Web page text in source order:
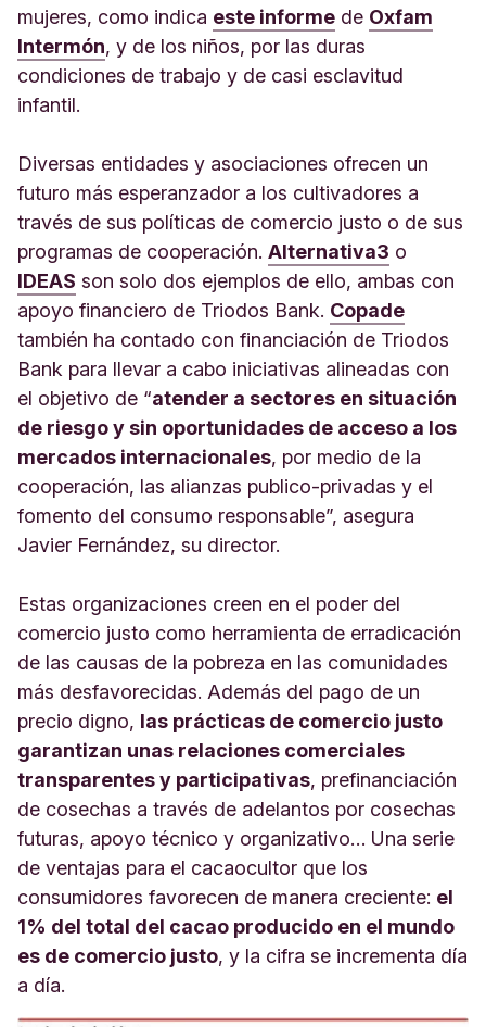
mujeres, como indica este informe de Oxfam
Intermón, y de los niños, por las duras
condiciones de trabajo y de casi esclavitud
infantil.
Diversas entidades y asociaciones ofrecen un
futuro más esperanzador a los cultivadores a
través de sus políticas de comercio justo o de sus
programas de cooperación. Alternativa3 o
IDEAS son solo dos ejemplos de ello, ambas con
apoyo financiero de Triodos Bank. Copade
también ha contado con financiación de Triodos
Bank para llevar a cabo iniciativas alineadas con
el objetivo de “atender a sectores en situación
de riesgo y sin oportunidades de acceso a los
mercados internacionales, por medio de la
cooperación, las alianzas publico-privadas y el
fomento del consumo responsable”, asegura
Javier Fernández, su director.
Estas organizaciones creen en el poder del
comercio justo como herramienta de erradicación
de las causas de la pobreza en las comunidades
más desfavorecidas. Además del pago de un
precio digno, las prácticas de comercio justo
garantizan unas relaciones comerciales
transparentes y participativas, prefinanciación
de cosechas a través de adelantos por cosechas
futuras, apoyo técnico y organizativo… Una serie
de ventajas para el cacaocultor que los
consumidores favorecen de manera creciente: el
1% del total del cacao producido en el mundo
es de comercio justo, y la cifra se incrementa día
a día.